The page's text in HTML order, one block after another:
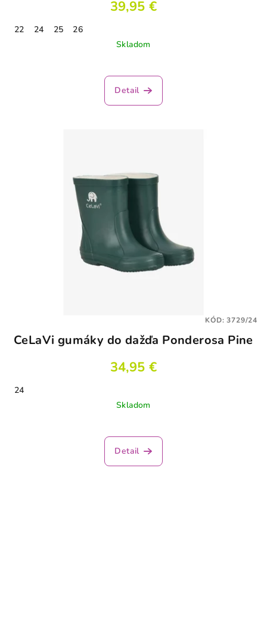
39,95 €
22 24 25
26
Skladom
Detail
CeLaVi gumáky do dažďa Ponderosa Pine
34,95 €
24
Skladom
Detail
KÓD:3729/24